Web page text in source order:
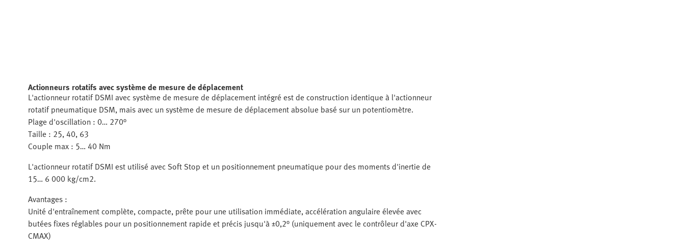
Actionneurs rotatifs avec système de mesure de déplacement
L'actionneur rotatif DSMI avec système de mesure de déplacement intégré est de construction identique à l'actionneur
rotatif pneumatique DSM, mais avec un système de mesure de déplacement absolue basé sur un potentiomètre.
Plage d'oscillation : 0… 270°
Taille : 25, 40, 63
Couple max : 5… 40 Nm
L'actionneur rotatif DSMI est utilisé avec Soft Stop et un positionnement pneumatique pour des moments d'inertie de
15… 6 000 kg/cm2.
Avantages :
Unité d'entraînement complète, compacte, prête pour une utilisation immédiate, accélération angulaire élevée avec
butées fixes réglables pour un positionnement rapide et précis jusqu'à ±0,2° (uniquement avec le contrôleur d'axe CPX-
CMAX)